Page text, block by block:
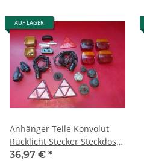
AUF LAGER
Anhänger Teile Konvolut
Rücklicht Stecker Steckdose
Adapter Lagerauflösung
36,97 € *